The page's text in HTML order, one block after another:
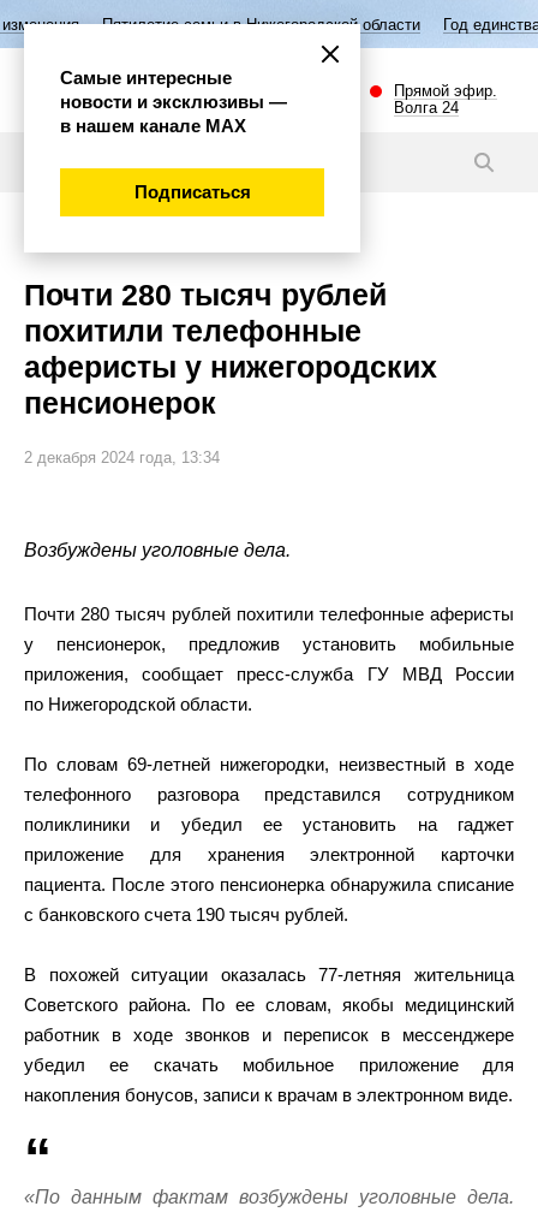
семьи в Нижегородской области Год единства народов России
Прямой эфир.
Волга 24
Почти 280 тысяч рублей
похитили телефонные
аферисты у нижегородских
пенсионерок
2 декабря 2024 года, 13:34
Возбуждены уголовные дела.
Почти 280 тысяч рублей похитили телефонные аферисты
у пенсионерок, предложив установить мобильные
приложения, сообщает пресс-служба ГУ МВД России
по Нижегородской области.
По словам 69-летней нижегородки, неизвестный в ходе
телефонного разговора представился сотрудником
поликлиники и убедил ее установить на гаджет
приложение для хранения электронной карточки
пациента. После этого пенсионерка обнаружила списание
с банковского счета 190 тысяч рублей.
В похожей ситуации оказалась 77-летняя жительница
Советского района. По ее словам, якобы медицинский
работник в ходе звонков и переписок в мессенджере
убедил ее скачать мобильное приложение для
накопления бонусов, записи к врачам в электронном виде.
«По данным фактам возбуждены уголовные дела.
Самые интересные
новости и эксклюзивы —
в нашем канале МАХ
Подписаться